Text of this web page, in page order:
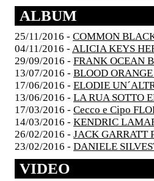
ALBUM
25/11/2016 - COMMON
04/11/2016 - ALICIA KEYS
29/09/2016 - FRANK OCEAN
13/07/2016 - BLOOD
17/06/2016 - ELODIE
13/06/2016 - LA RUA SOTTO
17/03/2016 - Cecco e Cipo
14/03/2016 - KENDRIC
26/02/2016 - JACK GARRATT
23/02/2016 - DANIELE
VIDEO